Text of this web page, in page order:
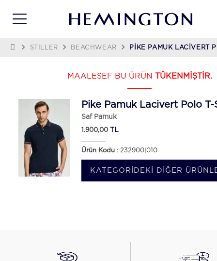
STILLER BEACHWEAR PIKE PAMUK LACIVERT
MAALESEF BU ÜRÜN TÜKENMİŞTİR.
Pike Pamuk Lacivert Polo T-
Saf Pamuk
1.900,00 TL
Ürün Kodu : 232900|010
KATEGORIDEKI DIĞER